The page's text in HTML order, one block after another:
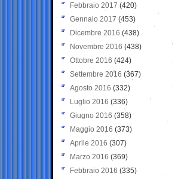
Febbraio 2017 (420)
Gennaio 2017 (453)
Dicembre 2016 (438)
Novembre 2016 (438)
Ottobre 2016 (424)
Settembre 2016 (367)
Agosto 2016 (332)
Luglio 2016 (336)
Giugno 2016 (358)
Maggio 2016 (373)
Aprile 2016 (307)
Marzo 2016 (369)
Febbraio 2016 (335)